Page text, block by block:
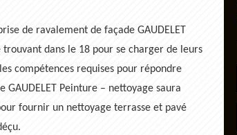
de ravalement de façade GAUDELET
dans le 18 pour se charger de leurs
compétences requises pour répondre
Peinture – nettoyage saura
fournir un nettoyage terrasse et pavé